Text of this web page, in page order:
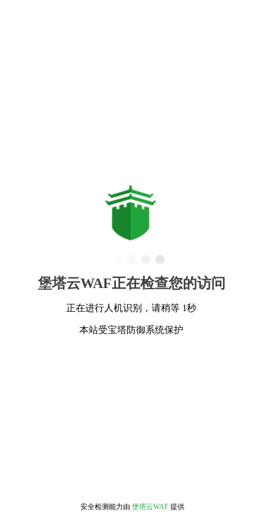
堡塔云WAF正在检查您的访问
正在进行人机识别，请稍等 1秒
本站受宝塔防御系统保护
安全检测能力由 堡塔云WAF 提供